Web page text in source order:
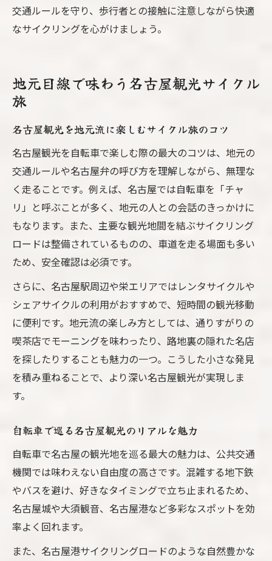
交通ルールを守り、歩行者との接触に注意しながら快適
なサイクリングを心がけましょう。
地元目線で味わう名古屋観光サイクル
旅
名古屋観光を地元流に楽しむサイクル旅のコツ
名古屋観光を自転車で楽しむ際の最大のコツは、地元の
交通ルールや名古屋弁の呼び方を理解しながら、無理な
く走ることです。例えば、名古屋では自転車を「チャ
リ」と呼ぶことが多く、地元の人との会話のきっかけに
もなります。また、主要な観光地間を結ぶサイクリング
ロードは整備されているものの、車道を走る場面も多い
ため、安全確認は必須です。
さらに、名古屋駅周辺や栄エリアではレンタサイクルや
シェアサイクルの利用がおすすめで、短時間の観光移動
に便利です。地元流の楽しみ方としては、通りすがりの
喫茶店でモーニングを味わったり、路地裏の隠れた名店
を探したりすることも魅力の一つ。こうした小さな発見
を積み重ねることで、より深い名古屋観光が実現しま
す。
自転車で巡る名古屋観光のリアルな魅力
自転車で名古屋の観光地を巡る最大の魅力は、公共交通
機関では味わえない自由度の高さです。混雑する地下鉄
やバスを避け、好きなタイミングで立ち止まれるため、
名古屋城や大須観音、名古屋港など多彩なスポットを効
率よく回れます。
また、名古屋港サイクリングロードのような自然豊かな